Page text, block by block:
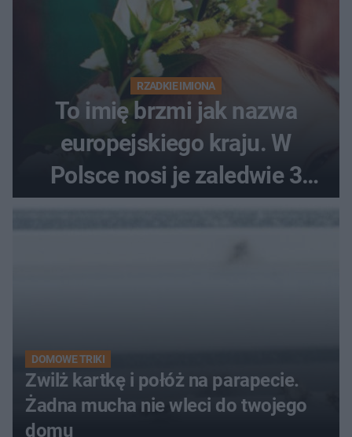
RZADKIE IMIONA
To imię brzmi jak nazwa
europejskiego kraju. W
Polsce nosi je zaledwie 3
kobiety
DOMOWE TRIKI
Zwilż kartkę i połóż na parapecie.
Żadna mucha nie wleci do twojego
domu